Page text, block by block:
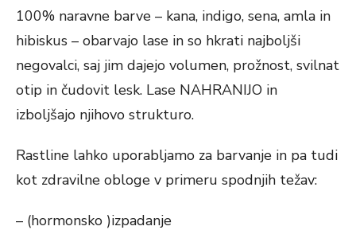
100% naravne barve – kana, indigo, sena, amla in
hibiskus – obarvajo lase in so hkrati najboljši
negovalci, saj jim dajejo volumen, prožnost, svilnat
otip in čudovit lesk. Lase NAHRANIJO in
izboljšajo njihovo strukturo.
Rastline lahko uporabljamo za barvanje in pa tudi
kot zdravilne obloge v primeru spodnjih težav:
– (hormonsko )izpadanje